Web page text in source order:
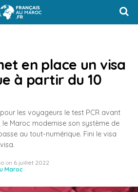
en place un visa
à partir du 10
les voyageurs le test PCR avant
Maroc modernise son système de
au tout-numérique. Fini le visa
on 6 juillet 2022
Maroc